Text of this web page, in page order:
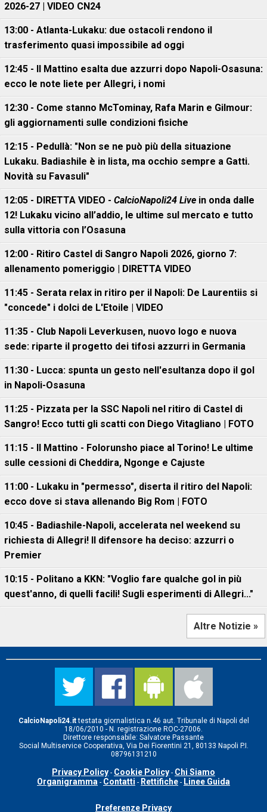
2026-27 | VIDEO CN24
13:00 - Atlanta-Lukaku: due ostacoli rendono il
trasferimento quasi impossibile ad oggi
12:45 - Il Mattino esalta due azzurri dopo Napoli-Osasuna:
ecco le note liete per Allegri, i nomi
12:30 - Come stanno McTominay, Rafa Marin e Gilmour:
gli aggiornamenti sulle condizioni fisiche
12:15 - Pedullà: "Non se ne può più della situazione
Lukaku. Badiashile è in lista, ma occhio sempre a Gatti.
Novità su Favasuli"
12:05 - DIRETTA VIDEO - CalcioNapoli24 Live in onda dalle
12! Lukaku vicino all’addio, le ultime sul mercato e tutto
sulla vittoria con l’Osasuna
12:00 - Ritiro Castel di Sangro Napoli 2026, giorno 7:
allenamento pomeriggio | DIRETTA VIDEO
11:45 - Serata relax in ritiro per il Napoli: De Laurentiis si
"concede" i dolci de L'Etoile | VIDEO
11:35 - Club Napoli Leverkusen, nuovo logo e nuova
sede: riparte il progetto dei tifosi azzurri in Germania
11:30 - Lucca: spunta un gesto nell'esultanza dopo il gol
in Napoli-Osasuna
11:25 - Pizzata per la SSC Napoli nel ritiro di Castel di
Sangro! Ecco tutti gli scatti con Diego Vitagliano | FOTO
11:15 - Il Mattino - Folorunsho piace al Torino! Le ultime
sulle cessioni di Cheddira, Ngonge e Cajuste
11:00 - Lukaku in "permesso", diserta il ritiro del Napoli:
ecco dove si stava allenando Big Rom | FOTO
10:45 - Badiashile-Napoli, accelerata nel weekend su
richiesta di Allegri! Il difensore ha deciso: azzurri o
Premier
10:15 - Politano a KKN: "Voglio fare qualche gol in più
quest'anno, di quelli facili! Sugli esperimenti di Allegri..."
Altre Notizie »
CalcioNapoli24.ittestata giornalistica n.46 aut. Tribunale di Napoli del
18/06/2010 - N. registrazione ROC-27006.
Direttore responsabile: Salvatore Passante
Social Multiservice Cooperativa, Via Dei Fiorentini 21, 80133 Napoli P.I.
08796131210
Privacy Policy - Cookie Policy - Chi Siamo
Organigramma - Contatti - Rettifiche - Linee Guida
Preferenze Privacy